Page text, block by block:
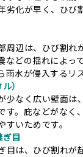
劣化が早く、ひび
周辺は、ひび割れ
などの揺れによっ
水が侵入するリ
）
少なく広い壁面は
す。庇などがなく
いためです。
ぎ目
は、ひび割れが